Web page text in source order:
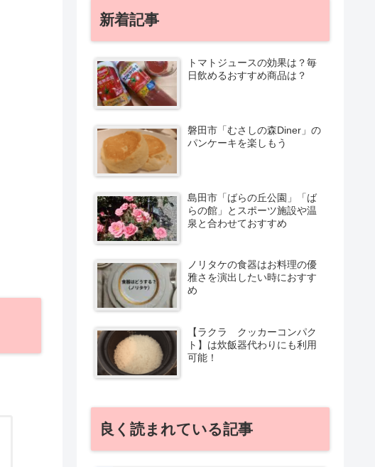
新着記事
トマトジュースの効果は？毎
日飲めるおすすめ商品は？
磐田市「むさしの森Diner」の
パンケーキを楽しもう
島田市「ばらの丘公園」「ば
らの館」とスポーツ施設や温
泉と合わせておすすめ
ノリタケの食器はお料理の優
雅さを演出したい時におすす
め
【ラクラ クッカーコンパク
ト】は炊飯器代わりにも利用
可能！
良く読まれている記事